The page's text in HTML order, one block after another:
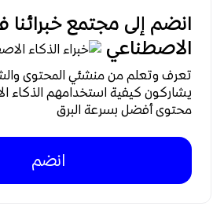
انضم إلى مجتمع خبرائنا
الاصطناعي
تعرف وتعلم من منشئي المحتوى
يشاركون كيفية استخدامهم الذكاء
محتوى أفضل بسرعة البرق
انضم